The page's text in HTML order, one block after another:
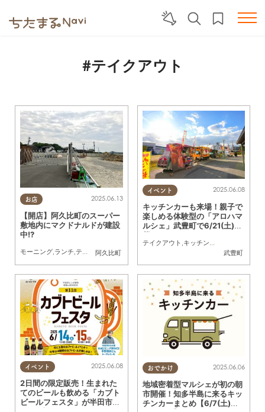
#テイクアウト
お店
阿久比町
2025.06.13
【開店】阿久比町のスーパー
敷地内にマクドナルドが建設
中!?
モーニング ランチ テイクアウト ,開店
イベント
武豊町
2025.06.08
キッチンカーも来場！親子で
楽しめる体験型の「アロハマ
ルシェ」武豊町で6/21(土)開
催
テイクアウト キッチンカー
イベント 2025.06.08
2日間の限定販売！生まれた
てのビールも飲める「カブト
ビールフェスタ」が半田市で
おでかけ 2025.06.06
地域密着型マルシェが初の朝
市開催！知多半島に来るキッ
チンカーまとめ【6/7(土)～